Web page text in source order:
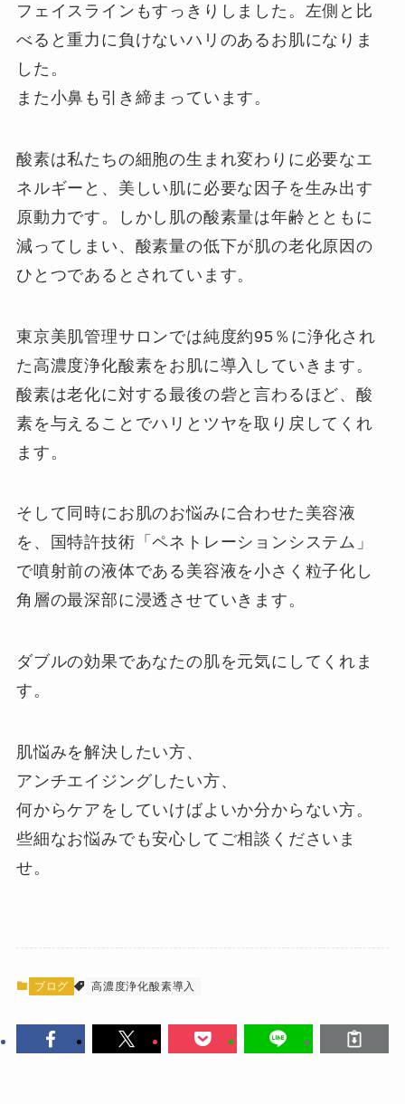
フェイスラインもすっきりしました。左側と比
べると重力に負けないハリのあるお肌になりま
した。
また小鼻も引き締まっています。
酸素は私たちの細胞の生まれ変わりに必要なエ
ネルギーと、美しい肌に必要な因子を生み出す
原動力です。しかし肌の酸素量は年齢とともに
減ってしまい、酸素量の低下が肌の老化原因の
ひとつであるとされています。
東京美肌管理サロンでは純度約95％に浄化され
た高濃度浄化酸素をお肌に導入していきます。
酸素は老化に対する最後の砦と言わるほど、酸
素を与えることでハリとツヤを取り戻してくれ
ます。
そして同時にお肌のお悩みに合わせた美容液
を、国特許技術「ペネトレーションシステム」
で噴射前の液体である美容液を小さく粒子化し
角層の最深部に浸透させていきます。
ダブルの効果であなたの肌を元気にしてくれま
す。
肌悩みを解決したい方、
アンチエイジングしたい方、
何からケアをしていけばよいか分からない方。
些細なお悩みでも安心してご相談くださいま
せ。
ブログ 高濃度浄化酸素導入